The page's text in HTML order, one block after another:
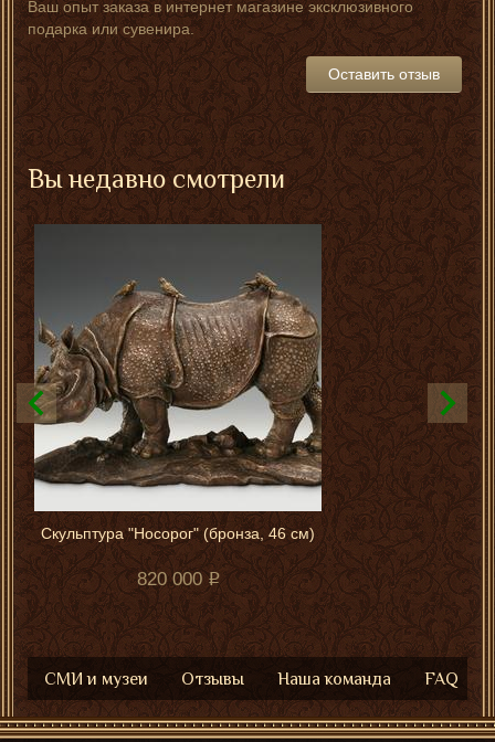
Ваш опыт заказа в интернет магазине эксклюзивного
подарка или сувенира.
Оставить отзыв
Вы недавно смотрели
Скульптура "Носорог" (бронза, 46 см)
820 000
СМИ и музеи Отзывы Наша команда FAQ